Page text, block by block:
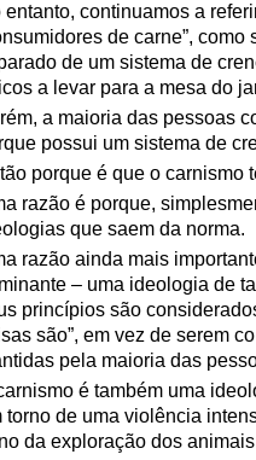
entanto, continuamos a
de carne”,
de um sistema de
a levar para a mesa do
a maioria das pessoas
possui um sistema de
porque é que o carnismo
razão é porque,
que saem da norma.
razão ainda mais
– uma ideologia de
princípios são
são”, em vez de serem
pela maioria das
é também uma
torno de uma violência
da exploração dos